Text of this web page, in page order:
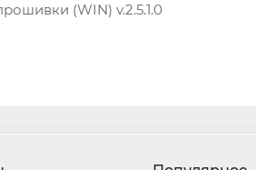
(WIN) v.2.5.1.0